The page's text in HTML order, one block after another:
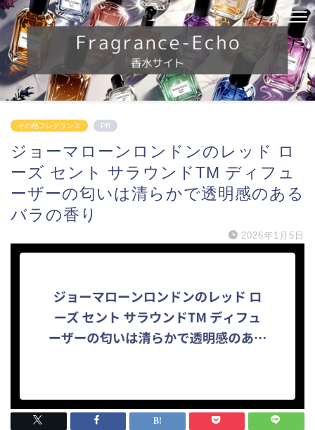
その他フレグランス PR
ジョーマローンロンドンのレッド ロ
ーズ セント サラウンドTM ディフュ
ーザーの匂いは清らかで透明感のある
バラの香り
2026年1月5日